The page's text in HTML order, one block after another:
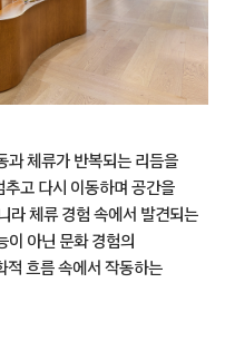
과 체류가 반복되는 리듬을
고 다시 이동하며 공간을
라 체류 경험 속에서 발견되는
이 아닌 문화 경험의
적 흐름 속에서 작동하는